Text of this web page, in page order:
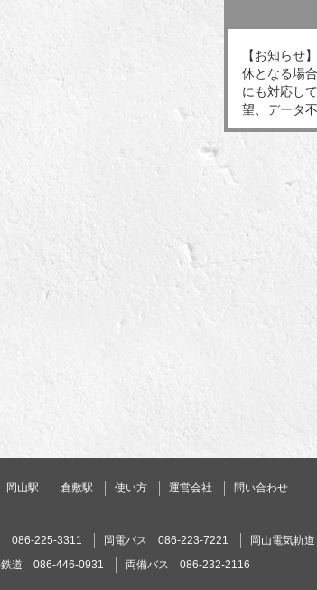
【お知らせ
休となる場
にも対応し
望、データ
岡山駅 倉敷駅 使い方 運営会社
問い合わせ
086-225-3311 岡電バス 086-223-7221 岡山電気軌
鉄道 086-446-0931 両備バス 086-232-2116